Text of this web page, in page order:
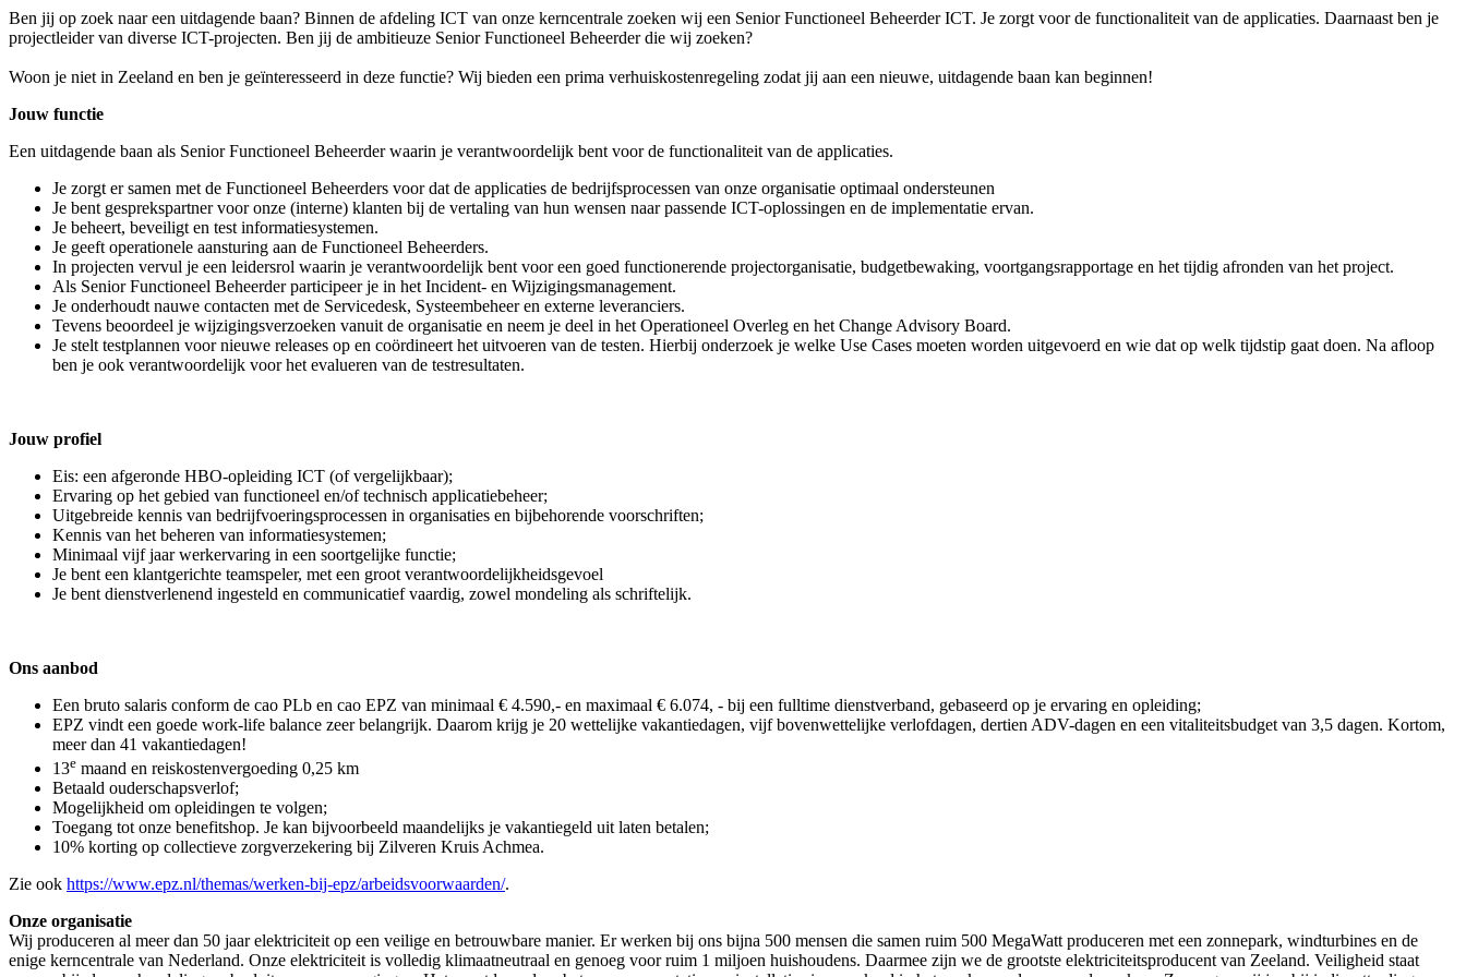
Ben jij op zoek naar een uitdagende baan? Binnen de afdeling ICT van onze kerncentrale zoeken wij een Senior Functioneel Beheerder ICT. Je zorgt voor de functionaliteit van de applicaties. Daarnaast ben je
projectleider van diverse ICT-projecten. Ben jij de ambitieuze Senior Functioneel Beheerder die wij zoeken?
Woon je niet in Zeeland en ben je geïnteresseerd in deze functie? Wij bieden een prima verhuiskostenregeling zodat jij aan een nieuwe, uitdagende baan kan beginnen!
Jouw functie
Een uitdagende baan als Senior Functioneel Beheerder waarin je verantwoordelijk bent voor de functionaliteit van de applicaties.
Je zorgt er samen met de Functioneel Beheerders voor dat de applicaties de bedrijfsprocessen van onze organisatie optimaal ondersteunen
Je bent gesprekspartner voor onze (interne) klanten bij de vertaling van hun wensen naar passende ICT-oplossingen en de implementatie ervan.
Je beheert, beveiligt en test informatiesystemen.
Je geeft operationele aansturing aan de Functioneel Beheerders.
In projecten vervul je een leidersrol waarin je verantwoordelijk bent voor een goed functionerende projectorganisatie, budgetbewaking, voortgangsrapportage en het tijdig afronden van het project.
Als Senior Functioneel Beheerder participeer je in het Incident- en Wijzigingsmanagement.
Je onderhoudt nauwe contacten met de Servicedesk, Systeembeheer en externe leveranciers.
Tevens beoordeel je wijzigingsverzoeken vanuit de organisatie en neem je deel in het Operationeel Overleg en het Change Advisory Board.
Je stelt testplannen voor nieuwe releases op en coördineert het uitvoeren van de testen. Hierbij onderzoek je welke Use Cases moeten worden uitgevoerd en wie dat op welk tijdstip gaat doen. Na afloop
ben je ook verantwoordelijk voor het evalueren van de testresultaten.
Jouw profiel
Eis: een afgeronde HBO-opleiding ICT (of vergelijkbaar);
Ervaring op het gebied van functioneel en/of technisch applicatiebeheer;
Uitgebreide kennis van bedrijfvoeringsprocessen in organisaties en bijbehorende voorschriften;
Kennis van het beheren van informatiesystemen;
Minimaal vijf jaar werkervaring in een soortgelijke functie;
Je bent een klantgerichte teamspeler, met een groot verantwoordelijkheidsgevoel
Je bent dienstverlenend ingesteld en communicatief vaardig, zowel mondeling als schriftelijk.
Ons aanbod
Een bruto salaris conform de cao PLb en cao EPZ van minimaal € 4.590,- en maximaal € 6.074, - bij een fulltime dienstverband, gebaseerd op je ervaring en opleiding;
EPZ vindt een goede work-life balance zeer belangrijk. Daarom krijg je 20 wettelijke vakantiedagen, vijf bovenwettelijke verlofdagen, dertien ADV-dagen en een vitaliteitsbudget van 3,5 dagen. Kortom,
meer dan 41 vakantiedagen!
13e maand en reiskostenvergoeding 0,25 km
Betaald ouderschapsverlof;
Mogelijkheid om opleidingen te volgen;
Toegang tot onze benefitshop. Je kan bijvoorbeeld maandelijks je vakantiegeld uit laten betalen;
10% korting op collectieve zorgverzekering bij Zilveren Kruis Achmea.
Zie ook https://www.epz.nl/themas/werken-bij-epz/arbeidsvoorwaarden/.
Onze organisatie
Wij produceren al meer dan 50 jaar elektriciteit op een veilige en betrouwbare manier. Er werken bij ons bijna 500 mensen die samen ruim 500 MegaWatt produceren met een zonnepark, windturbines en de
enige kerncentrale van Nederland. Onze elektriciteit is volledig klimaatneutraal en genoeg voor ruim 1 miljoen huishoudens. Daarmee zijn we de grootste elektriciteitsproducent van Zeeland. Veiligheid staat